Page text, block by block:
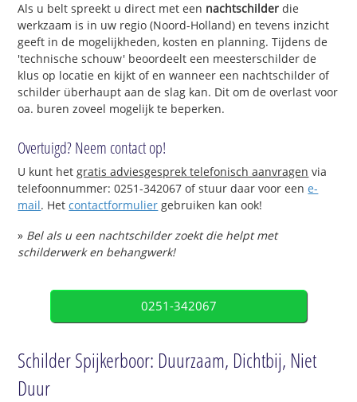
Als u belt spreekt u direct met een nachtschilder die
werkzaam is in uw regio (Noord-Holland) en tevens inzicht
geeft in de mogelijkheden, kosten en planning. Tijdens de
'technische schouw' beoordeelt een meesterschilder de
klus op locatie en kijkt of en wanneer een nachtschilder of
schilder überhaupt aan de slag kan. Dit om de overlast voor
oa. buren zoveel mogelijk te beperken.
Overtuigd? Neem contact op!
U kunt hetgratis adviesgesprek telefonisch aanvragen via
telefoonnummer: 0251-342067 of stuur daar voor eene-
mail. Hetcontactformulier gebruiken kan ook!
» Bel als u een nachtschilder zoekt die helpt met
schilderwerk en behangwerk!
0251-342067
Schilder Spijkerboor: Duurzaam, Dichtbij, Niet
Duur